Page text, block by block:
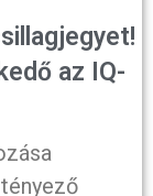
az IQ-